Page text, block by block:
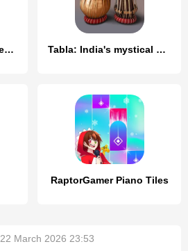
Magic Piano Music Tiles 2 Tabla: India's mystical drums
RaptorGamer Piano Tiles
22 March 2026 23:53